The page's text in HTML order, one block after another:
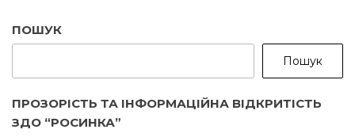
ПОШУК
Пошук
ПРОЗОРІСТЬ ТА ІНФОРМАЦІЙНА ВІДКРИТІСТЬ
ЗДО “РОСИНКА”